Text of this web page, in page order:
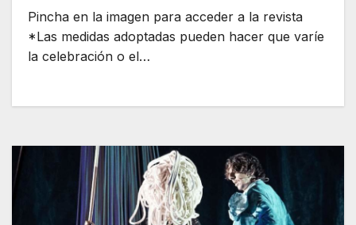
Pincha en la imagen para acceder a la revista
*Las medidas adoptadas pueden hacer que varíe
la celebración o el…